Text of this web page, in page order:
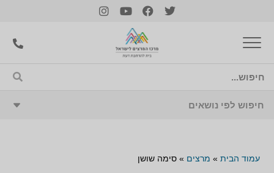
עמוד הבית » מרצים »סימה שושן